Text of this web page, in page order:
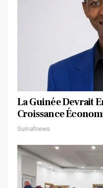
La Guinée Devrait
Croissance
Guinafnews